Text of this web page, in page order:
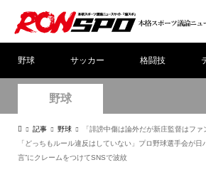
野球 サッカー 格闘技
野球
記事 野球
「誹謗中傷は論外だが新庄監督はファ
「どっちもルール違反はしていない」プロ野球選手会が日
言”にクレームをつけてSNSで波紋